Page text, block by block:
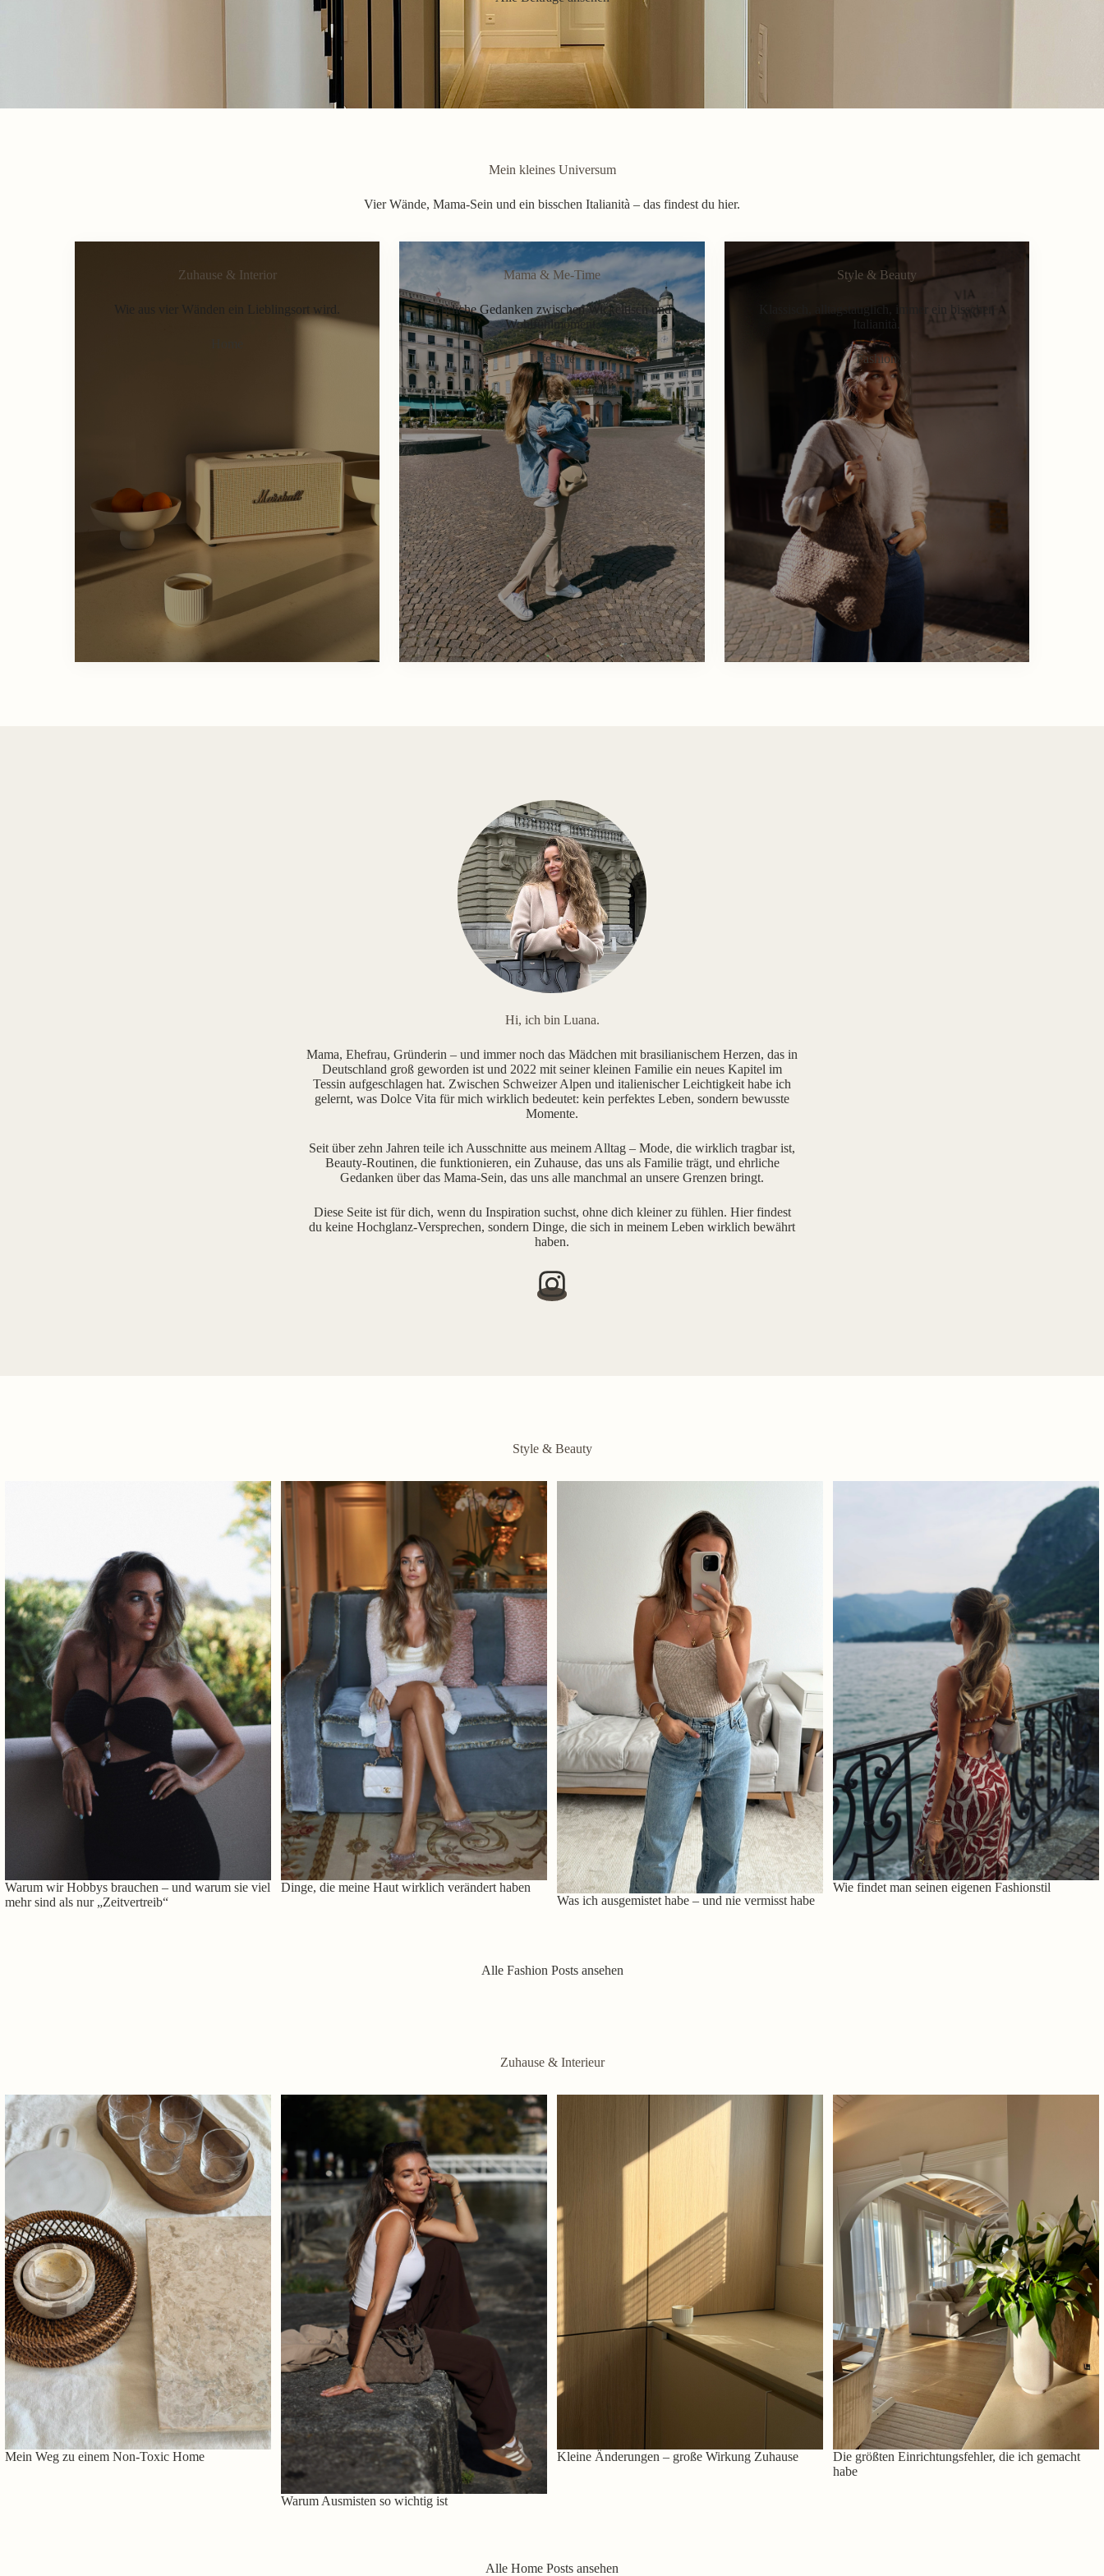
Mein kleines Universum
Vier Wände, Mama-Sein und ein bisschen Italianità – das findest du hier.
Zuhause & Interior
Wie aus vier Wänden ein Lieblingsort wird.
Mama & Me-Time
Ehrliche Gedanken zwischen Wickeltisch und
Wohlfühlmoment.
Lifestyle
Style & Beauty
Klassisch, alltagstauglich, immer ein bisschen
Italianità.
Fashion
Hi, ich bin Luana.
Mama, Ehefrau, Gründerin – und immer noch das Mädchen mit brasilianischem Herzen, das in
Deutschland groß geworden ist und 2022 mit seiner kleinen Familie ein neues Kapitel im
Tessin aufgeschlagen hat. Zwischen Schweizer Alpen und italienischer Leichtigkeit habe ich
gelernt, was Dolce Vita für mich wirklich bedeutet: kein perfektes Leben, sondern bewusste
Momente.
Seit über zehn Jahren teile ich Ausschnitte aus meinem Alltag – Mode, die wirklich tragbar ist,
Beauty-Routinen, die funktionieren, ein Zuhause, das uns als Familie trägt, und ehrliche
Gedanken über das Mama-Sein, das uns alle manchmal an unsere Grenzen bringt.
Diese Seite ist für dich, wenn du Inspiration suchst, ohne dich kleiner zu fühlen. Hier findest
du keine Hochglanz-Versprechen, sondern Dinge, die sich in meinem Leben wirklich bewährt
haben.
Style & Beauty
Warum wir Hobbys brauchen – und warum sie viel
mehr sind als nur „Zeitvertreib“
Dinge, die meine Haut wirklich verändert haben
Was ich ausgemistet habe – und nie vermisst habe
Wie findet man seinen eigenen Fashionstil
Alle Fashion Posts ansehen
Zuhause & Interieur
Mein Weg zu einem Non-Toxic Home
Warum Ausmisten so wichtig ist
Kleine Änderungen – große Wirkung Zuhause
Die größten Einrichtungsfehler, die ich gemacht
habe
Alle Home Posts ansehen